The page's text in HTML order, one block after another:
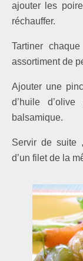
ajouter les
réchauffer.
Tartiner
assortiment de
Ajouter une
d’huile
balsamique.
Servir de suite
d’un filet de la